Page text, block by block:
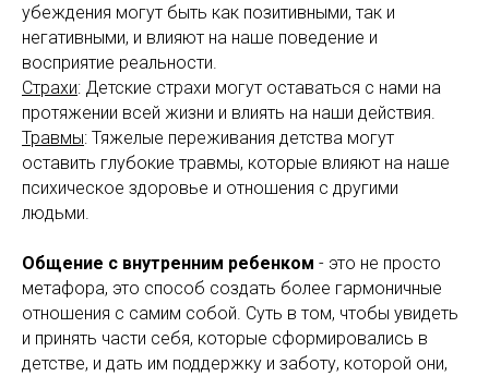
убеждения могут быть как позитивными, так и
негативными, и влияют на наше поведение и
восприятие реальности.
Страхи: Детские страхи могут оставаться с нами на
протяжении всей жизни и влиять на наши действия.
Травмы: Тяжелые переживания детства могут
оставить глубокие травмы, которые влияют на наше
психическое здоровье и отношения с другими
людьми.
Общение с внутренним ребенком - это не просто
метафора, это способ создать более гармоничные
отношения с самим собой. Суть в том, чтобы увидеть
и принять части себя, которые сформировались в
детстве, и дать им поддержку и заботу, которой они,